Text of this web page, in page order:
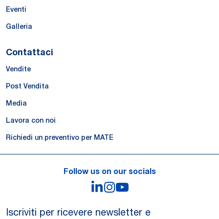
Eventi
Galleria
Contattaci
Vendite
Post Vendita
Media
Lavora con noi
Richiedi un preventivo per MATE
Follow us on our socials
LinkedIn
Instagram
Iscriviti per ricevere newsletter e